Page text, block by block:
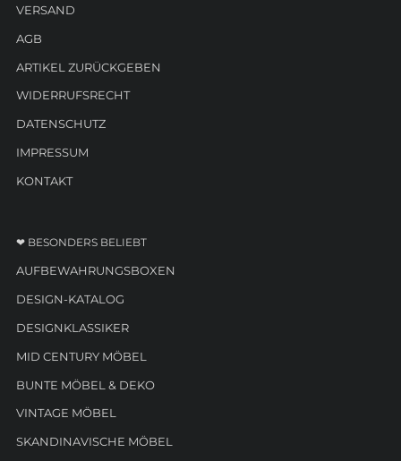
VERSAND
AGB
ARTIKEL ZURÜCKGEBEN
WIDERRUFSRECHT
DATENSCHUTZ
IMPRESSUM
KONTAKT
❤ BESONDERS BELIEBT
AUFBEWAHRUNGSBOXEN
DESIGN-KATALOG
DESIGNKLASSIKER
MID CENTURY MÖBEL
BUNTE MÖBEL & DEKO
VINTAGE MÖBEL
SKANDINAVISCHE MÖBEL